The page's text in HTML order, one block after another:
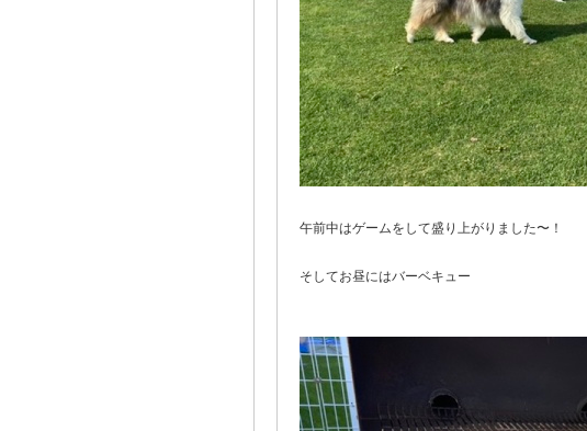
午前中はゲームをして盛り上がりました〜！
そしてお昼にはバーベキュー